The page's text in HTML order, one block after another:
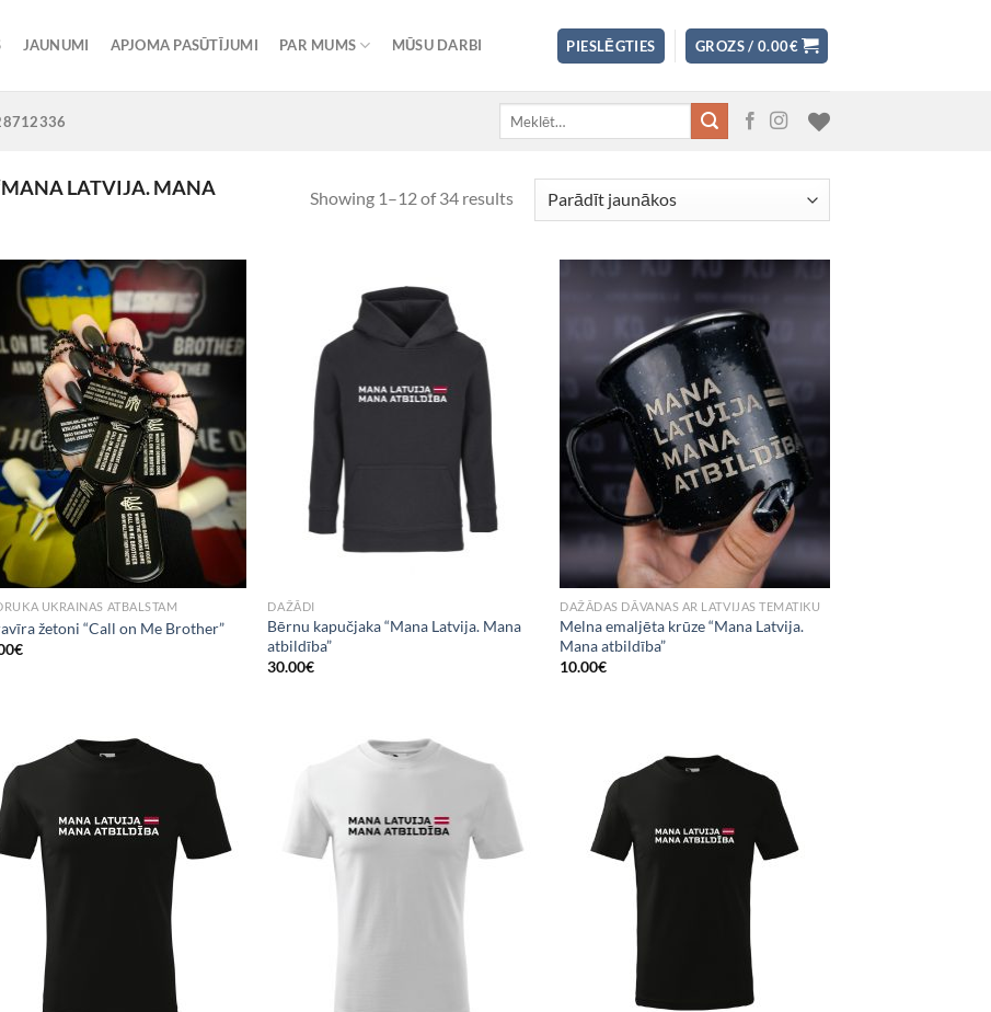
JAUNUMI APJOMA PASŪTĪJUMI PAR MUMS MŪSU DARBI PIESLĒGTIES GROZS /0.00€
LATVIJA. MANA
Showing 1–12 of 34 results
Add to
Wishlist
UKRAINAS ATBALSTAM
žetoni “Call on Me Brother”
€
Add to
Wishlist
DAŽĀDI
Bērnu kapučjaka “Mana Latvija. Mana
atbildība”
30.00€
Add to
Wishlist
DAŽĀDAS DĀVANAS AR LATVIJAS TEMATIKU
Melna emaljēta krūze “Mana Latvija.
Mana atbildība”
10.00€
Add to
Wishlist
Add to
Wishlist
Add to
Wishlist